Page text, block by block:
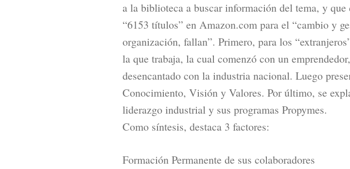
a la biblioteca a buscar información del tema, y
“6153 títulos” en Amazon.com para el “cambio y
organización, fallan”. Primero, para los
la que trabaja, la cual comenzó con un
desencantado con la industria nacional. Luego
Conocimiento, Visión y Valores. Por último, se
liderazgo industrial y sus programas Propymes.
Como síntesis, destaca 3 factores:
Formación Permanente de sus colaboradores